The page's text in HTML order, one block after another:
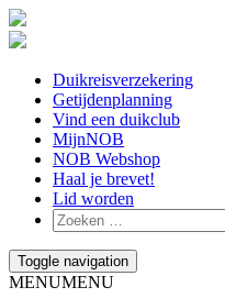
Duikreisverzekering
Getijdenplanning
Vind een duikclub
MijnNOB
NOB Webshop
Haal je brevet!
Lid worden
Toggle navigation
MENUMENU